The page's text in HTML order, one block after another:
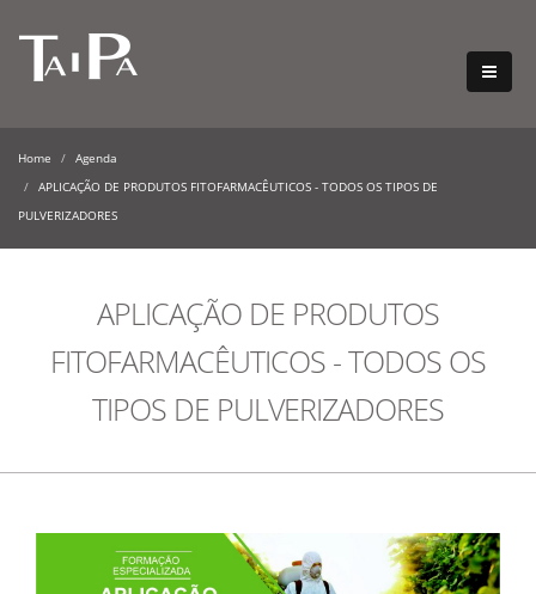
Home
Agenda
APLICAÇÃO DE PRODUTOS FITOFARMACÊUTICOS - TODOS OS TIPOS DE
PULVERIZADORES
APLICAÇÃO DE PRODUTOS
FITOFARMACÊUTICOS - TODOS OS
TIPOS DE PULVERIZADORES